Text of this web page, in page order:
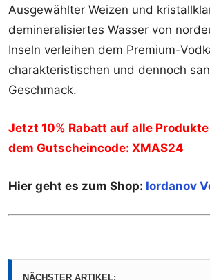
Ausgewählter Weizen und
demineralisiertes Wasser von
Inseln verleihen dem Premium-
charakteristischen und dennoch
Geschmack.
Jetzt 10% Rabatt auf alle
dem Gutscheincode: XMAS24
Hier geht es zum Shop: Iordanov
NÄCHSTER ARTIKEL: